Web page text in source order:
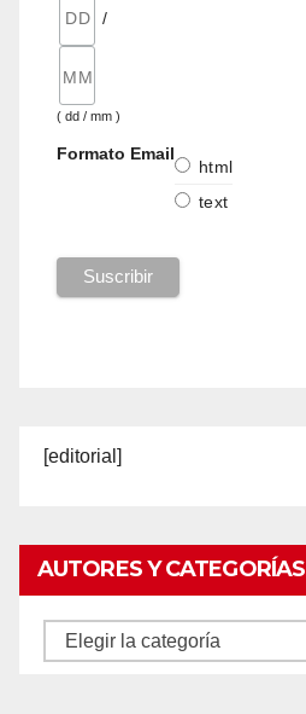
/
( dd / mm )
Formato Email
html
text
[editorial]
AUTORES Y CATEGORÍAS
Autores